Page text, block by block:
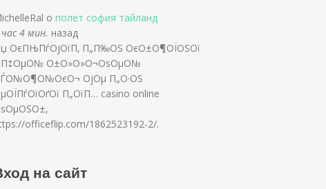
о полет софия тайланд
час 4 мин. назад
ОєПЊПѓОјОїП‚ П„П‰ОЅ ОєО±О¶ОЇОЅОї
О±О»О»О¬ОѕОµО№
ОјОµ П„О·ОЅ
П„ОїП… casino online
officeflip.com/1862523192-2/.
на сайт